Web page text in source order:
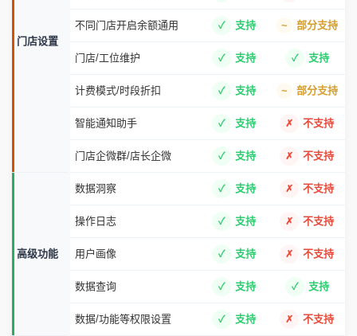
门店设置
不同门店开启余额通用 支持 部分支持
门店/工位维护 支持 支持
计费模式/时段折扣 支持 部分支持
智能通知助手 支持 不支持
门店企微群/店长企微 支持 不支持
高级功能
数据洞察 支持 不支持
操作日志 支持 不支持
用户画像 支持 不支持
数据查询 支持 支持
数据/功能等权限设置 支持 不支持